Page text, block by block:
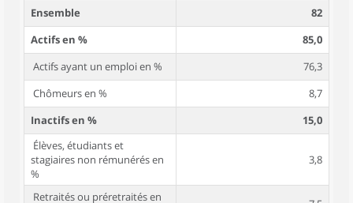
Ensemble
82
Actifs en %
85,0
Actifs ayant un emploi en %
76,3
Chômeurs en %
8,7
Inactifs en %
15,0
Élèves, étudiants et
stagiaires non rémunérés en
%
3,8
Retraités ou préretraités en